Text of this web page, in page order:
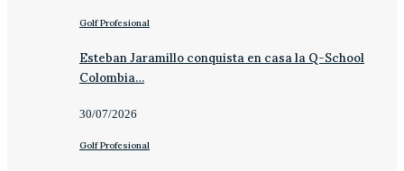
Golf Profesional
Esteban Jaramillo conquista en casa la Q-School
Colombia…
30/07/2026
Golf Profesional